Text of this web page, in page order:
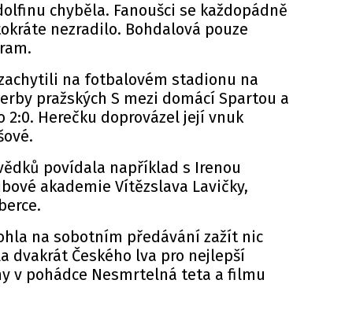
chyběla. Fanoušci se každopádně
nezradilo. Bohdalová pouze
na fotbalovém stadionu na
pražských S mezi domácí Spartou a
Herečku doprovázel její vnuk
povídala například s Irenou
akademie Vítězslava Lavičky,
na sobotním předávání zažít nic
dvakrát Českého lva pro nejlepší
v pohádce Nesmrtelná teta a filmu